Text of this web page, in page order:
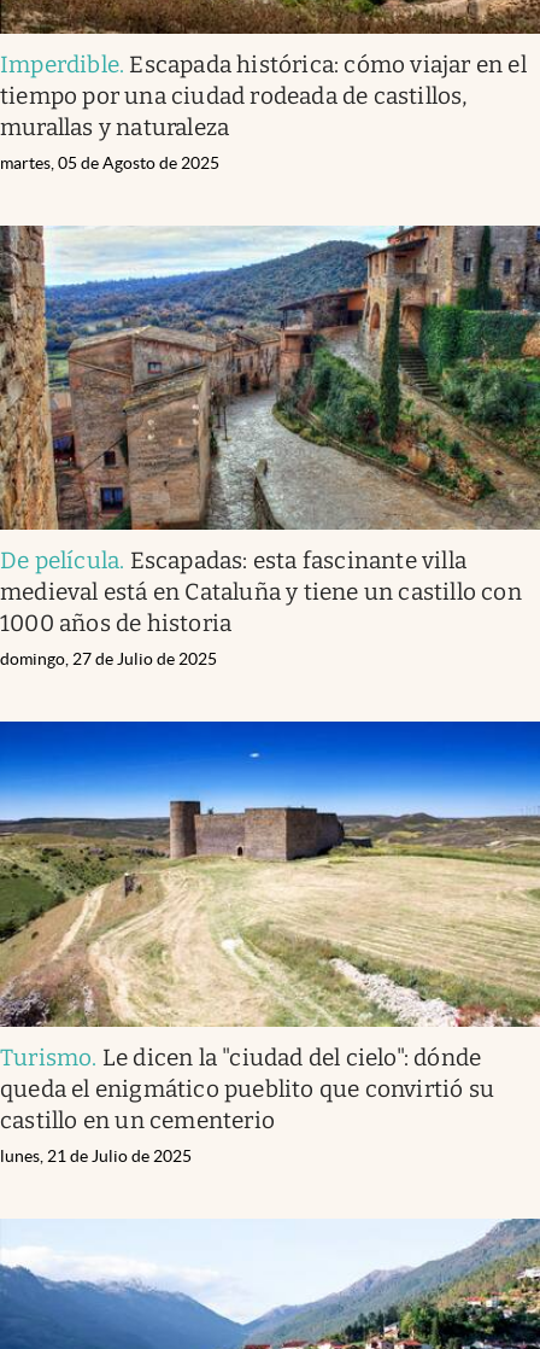
Imperdible. Escapada histórica: cómo viajar en el
tiempo por una ciudad rodeada de castillos,
murallas y naturaleza
martes, 05 de Agosto de 2025
De película. Escapadas: esta fascinante villa
medieval está en Cataluña y tiene un castillo con
1000 años de historia
domingo, 27 de Julio de 2025
Turismo. Le dicen la "ciudad del cielo": dónde
queda el enigmático pueblito que convirtió su
castillo en un cementerio
lunes, 21 de Julio de 2025